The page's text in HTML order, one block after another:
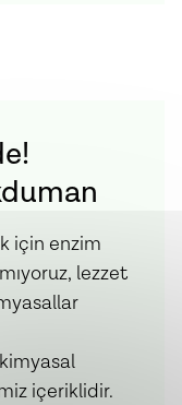
için enzim
lezzet
içeriklidir.